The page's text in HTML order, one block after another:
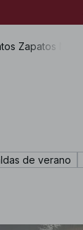
Zapatos
de verano